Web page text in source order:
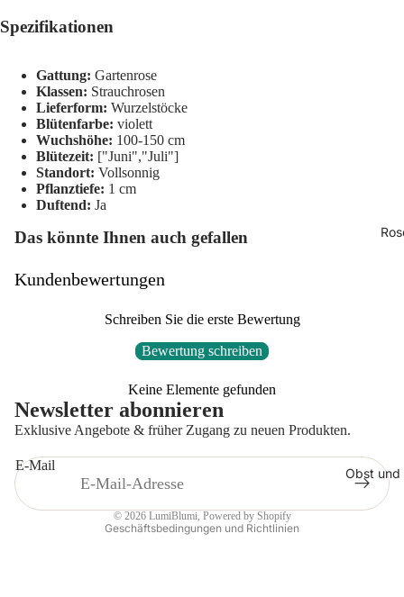
Obst und
Spezifikationen
Gattung: Gartenrose
Klassen: Strauchrosen
Lieferform: Wurzelstöcke
Blütenfarbe: violett
Wuchshöhe: 100-150 cm
Blütezeit: ["Juni","Juli"]
Standort: Vollsonnig
Pflanztiefe: 1 cm
Duftend: Ja
Das könnte Ihnen auch gefallen
Kundenbewertungen
Schreiben Sie die erste Bewertung
Bewertung schreiben
Keine Elemente gefunden
Newsletter abonnieren
Exklusive Angebote & früher Zugang zu neuen Produkten.
E-Mail
© 2026 LumiBlumi, Powered by Shopify
Geschäftsbedingungen und Richtlinien
Widerrufsrecht
Impressum